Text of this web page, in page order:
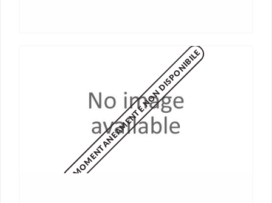
MOMENTANEAMENTE NON DISPONIBILE